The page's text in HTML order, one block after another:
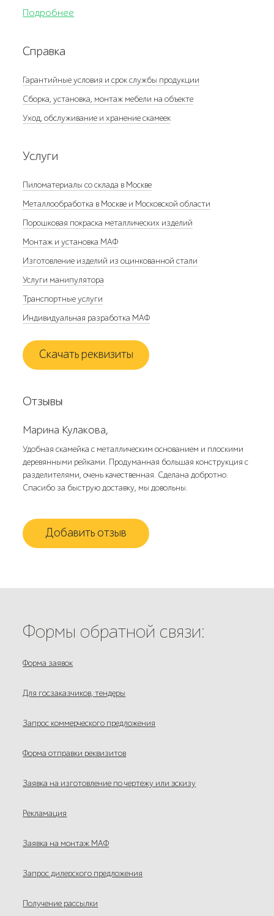
Подробнее
Справка
Гарантийные условия и срок службы продукции
Сборка, установка, монтаж мебели на объекте
Уход, обслуживание и хранение скамеек
Услуги
Пиломатериалы со склада в Москве
Металлообработка в Москве и Московской области
Порошковая покраска металлических изделий
Монтаж и установка МАФ
Изготовление изделий из оцинкованной стали
Услуги манипулятора
Транспортные услуги
Индивидуальная разработка МАФ
Скачать реквизиты
Отзывы
Марина Кулакова,
Удобная скамейка с металлическим основанием и плоскими
деревянными рейками. Продуманная большая конструкция с
разделителями, очень качественная. Сделана добротно.
Спасибо за быструю доставку, мы довольны.
Добавить отзыв
Формы обратной связи:
Форма заявок
Для госзаказчиков, тендеры
Запрос коммерческого предложения
Форма отправки реквизитов
Заявка на изготовление по чертежу или эскизу
Рекламация
Заявка на монтаж МАФ
Запрос дилерского предложения
Получение рассылки